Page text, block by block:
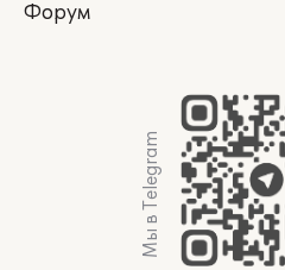
Форум
Мы в Telegram